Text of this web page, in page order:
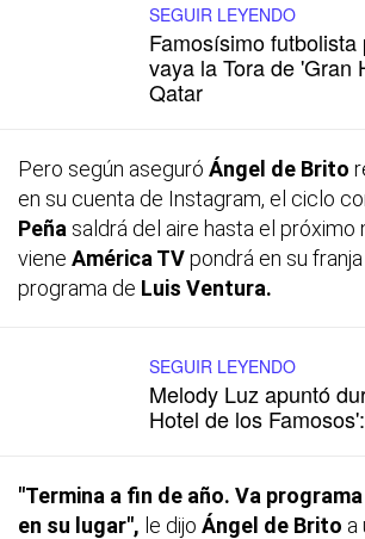
SEGUIR LEYENDO
Famosísimo
vaya la Tora de 'Gran
Qatar
Pero según aseguró Ángel de Brito
en su cuenta de Instagram, el ciclo
Peña saldrá del aire hasta el próximo
viene América TVpondrá en su
programa de Luis Ventura.
SEGUIR LEYENDO
Melody Luz apuntó
Hotel de los
"Termina a fin de año. Va
en su lugar", le dijo Ángel de Brito a